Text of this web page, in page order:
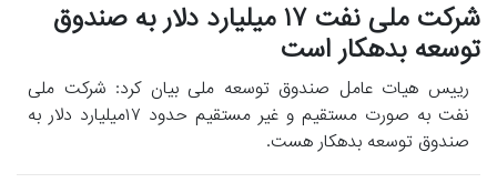
شرکت ملی نفت ۱۷ میلیارد دلار به صندوق
توسعه بدهکار است
رییس هیات عامل صندوق توسعه ملی بیان کرد: شرکت ملی
نفت به صورت مستقیم و غیر مستقیم حدود ۱۷میلیارد دلار به
صندوق توسعه بدهکار هست.